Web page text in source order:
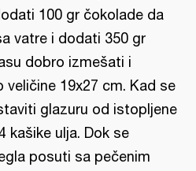
100 gr čokolade da
vatre i dodati 350 gr
dobro izmešati i
veličine 19x27 cm. Kad se
glazuru od istopljene
kašike ulja. Dok se
posuti sa pečenim